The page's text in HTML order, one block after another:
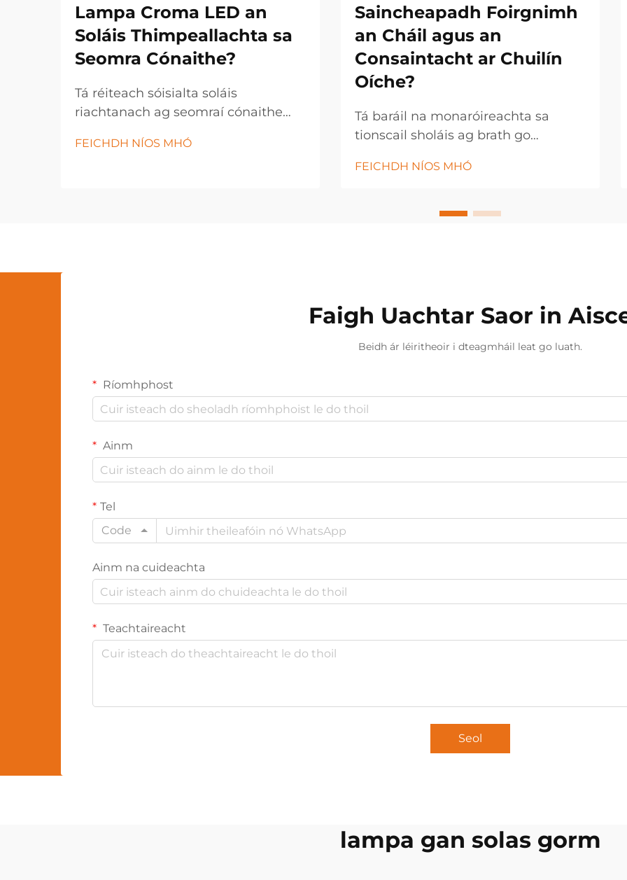
Lampa Croma LED an
Soláis Thimpeallachta sa
Seomra Cónaithe?
Tá réiteach sóisialta soláis
riachtanach ag seomraí cónaithe
agus taitneamh a mhéadú. Is é
FEICHDH NÍOS MHÓ
Saincheapadh Foirgnimh
an Cháil agus an
Consaintacht ar Chuilín
Oíche?
Tá baráil na monaróireachta sa
tionscail sholáis ag brath go
foirgnimh a chuireann cumhacht ar
táirge cothrom. Úsáideann
FEICHDH NÍOS MHÓ
Faigh Uachtar Saor in
Beidh ár léiritheoir i dteagmháil leat go luath.
Ríomhphost
Ainm
Tel
Code
Ainm na cuideachta
Teachtaireacht
Seol
lampa gan solas gorm